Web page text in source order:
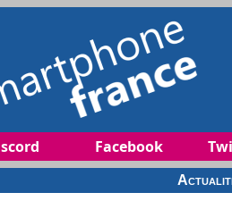
Facebook